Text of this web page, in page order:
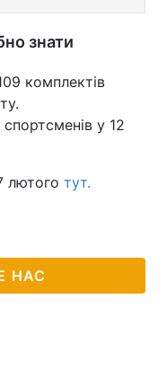
знати
комплектів
у 12
лютого тут.
НАС